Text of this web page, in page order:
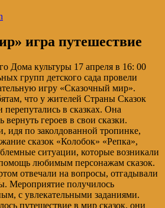
игра путешествие
Дома культуры 17 апреля в 16: 00
групп детского сада провели
игру «Сказочный мир».
что у жителей Страны Сказок
в сказках. Она
вернуть героев в свои сказки.
идя по заколдованной тропинке,
сказок «Колобок» «Репка»,
ситуации, которые возникали
любимым персонажам сказок.
отвечали на вопросы, отгадывали
Мероприятие получилось
с увлекательными заданиями.
путешествие в мир сказок, они